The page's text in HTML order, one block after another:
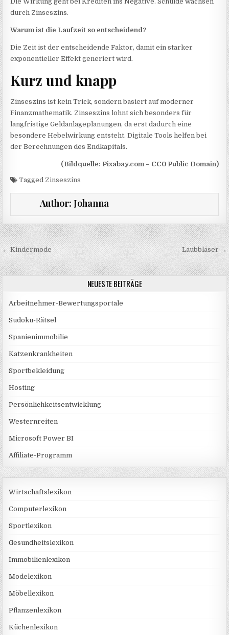
durch Zinseszins.
Warum ist die Laufzeit so entscheidend?
Die Zeit ist der entscheidende Faktor, damit ein starker
exponentieller Effekt generiert wird.
Kurz und knapp
Zinseszins ist kein Trick, sondern basiert auf moderner
Finanzmathematik. Zinseszins lohnt sich besonders für
langfristige Geldanlageplanungen, da erst dadurch eine
besondere Hebelwirkung entsteht. Digitale Tools helfen bei
der Berechnungen des Endkapitals.
(Bildquelle: Pixabay.com – CC0 Public Domain)
Tagged Zinseszins
Author: Johanna
Beitragsnavigation
← Kindermode Laubbläser →
NEUESTE BEITRÄGE
Arbeitnehmer-Bewertungsportale
Sudoku-Rätsel
Spanienimmobilie
Katzenkrankheiten
Sportbekleidung
Hosting
Persönlichkeitsentwicklung
Westernreiten
Microsoft Power BI
Affiliate-Programm
Wirtschaftslexikon
Computerlexikon
Sportlexikon
Gesundheitslexikon
Immobilienlexikon
Modelexikon
Möbellexikon
Pflanzenlexikon
Küchenlexikon